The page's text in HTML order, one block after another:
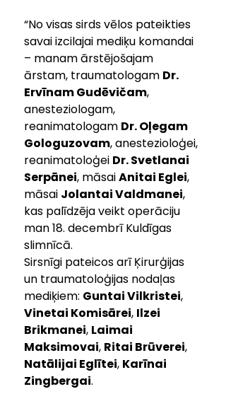
“No visas sirds vēlos pateikties
savai izcilajai mediķu komandai
– manam ārstējošajam
ārstam, traumatologam Dr.
Ervīnam Gudēvičam,
anesteziologam,
reanimatologam Dr. Oļegam
Gologuzovam, anestezioloģei,
reanimatoloģei Dr. Svetlanai
Serpānei, māsai Anitai Eglei,
māsai Jolantai Valdmanei,
kas palīdzēja veikt operāciju
man 18. decembrī Kuldīgas
slimnīcā.
Sirsnīgi pateicos arī Ķirurģijas
un traumatoloģijas nodaļas
mediķiem: Guntai Vilkristei,
Vinetai Komisārei, Ilzei
Brikmanei, Laimai
Maksimovai, Ritai Brūverei,
Natālijai Eglītei, Karīnai
Zingbergai.